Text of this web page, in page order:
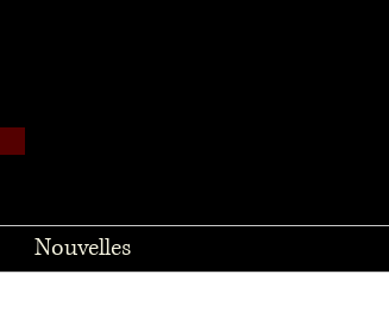
Nouvelles